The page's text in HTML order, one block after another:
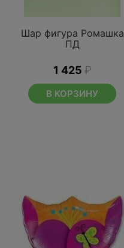
Шар фигура Ромашка
ПД
1 425 ₽
В КОРЗИНУ